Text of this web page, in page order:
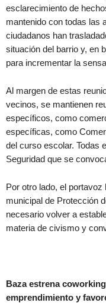
esclarecimiento de
mantenido con todas las
ciudadanos han
situación del barrio y, en
para incrementar la
Al margen de estas
vecinos, se mantienen
específicos, como
específicas, como
del curso escolar. Todas
Seguridad que se
Por otro lado, el
municipal de Protección
necesario volver a
materia de civismo y
Baza estrena
emprendimiento y